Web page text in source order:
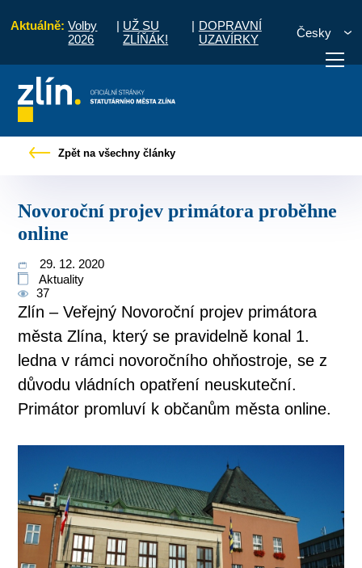
Aktuálně: Volby
2026
| UŽ SU
ZLÍŇÁK!
| DOPRAVNÍ
UZAVÍRKY
Česky
vyřídit Potřebuji zaplatit
Zpět na všechny články
Novoroční projev primátora proběhne
online
29. 12. 2020
Aktuality
37
Zlín – Veřejný Novoroční projev primátora
města Zlína, který se pravidelně konal 1.
ledna v rámci novoročního ohňostroje, se z
důvodu vládních opatření neuskuteční.
Primátor promluví k občanům města online.